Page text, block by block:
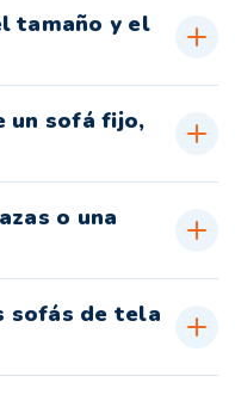
tamaño y el
un sofá fijo,
o una
sofás de tela